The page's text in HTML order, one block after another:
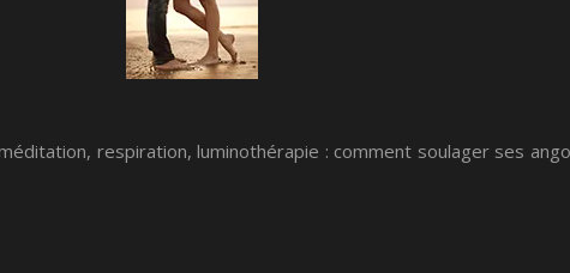
respiration, luminothérapie : comment soulager ses